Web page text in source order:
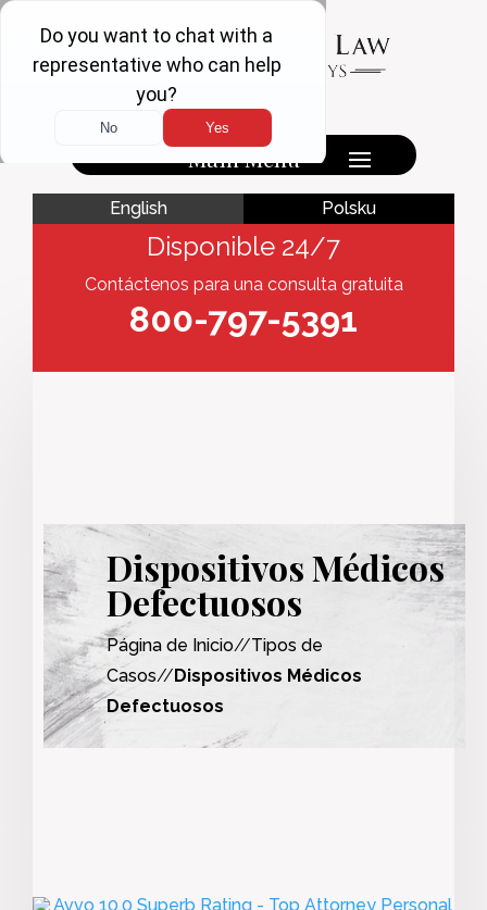
Polsku
English
Disponible 24/7
Contáctenos para una consulta gratuita
800-797-5391
Dispositivos Médicos
Defectuosos
Página de Inicio//Tipos de
Casos//Dispositivos Médicos
Defectuosos